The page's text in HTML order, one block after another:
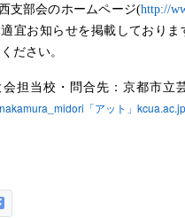
支部会のホームページ(http://
宜お知らせを掲載しておりま
ださい。
会担当校・問合先：京都市立
nakamura_midori 「アット」 kcua.ac.jp